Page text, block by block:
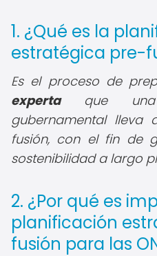
1. ¿Qué es la
estratégica pre-
Es el proceso de
expertaque una
gubernamental
fusión, con el fin de
sostenibilidad a largo
2. ¿Por qué es
planificación
fusión para las